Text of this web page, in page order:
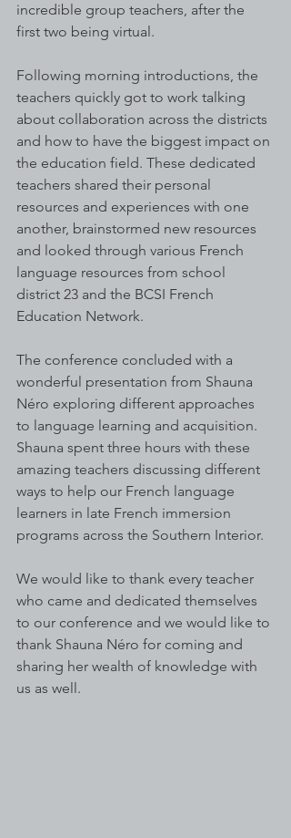
incredible group teachers, after the
first two being virtual.
Following morning introductions, the
teachers quickly got to work talking
about collaboration across the districts
and how to have the biggest impact on
the education field. These dedicated
teachers shared their personal
resources and experiences with one
another, brainstormed new resources
and looked through various French
language resources from school
district 23 and the BCSI French
Education Network.
The conference concluded with a
wonderful presentation from Shauna
Néro exploring different approaches
to language learning and acquisition.
Shauna spent three hours with these
amazing teachers discussing different
ways to help our French language
learners in late French immersion
programs across the Southern Interior.
We would like to thank every teacher
who came and dedicated themselves
to our conference and we would like to
thank Shauna Néro for coming and
sharing her wealth of knowledge with
us as well.